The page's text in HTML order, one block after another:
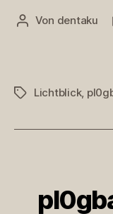
Beitragsautor
Von dentaku
Schlagwörter
Lichtblick,